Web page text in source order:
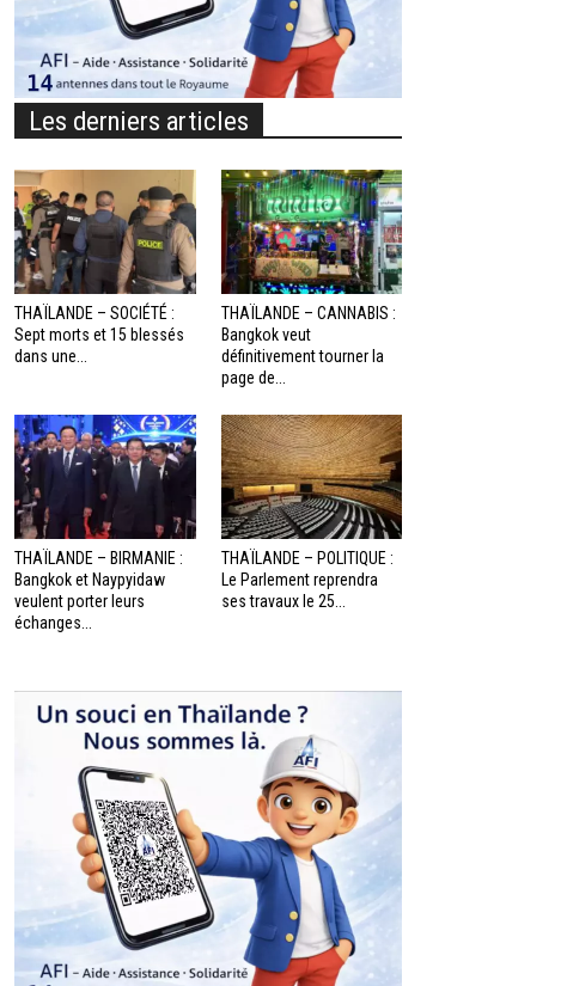
Les derniers articles
THAÏLANDE – SOCIÉTÉ :
Sept morts et 15 blessés
dans une...
THAÏLANDE – CANNABIS :
Bangkok veut
définitivement tourner la
page de...
THAÏLANDE – BIRMANIE :
Bangkok et Naypyidaw
veulent porter leurs
échanges...
THAÏLANDE – POLITIQUE :
Le Parlement reprendra
ses travaux le 25...